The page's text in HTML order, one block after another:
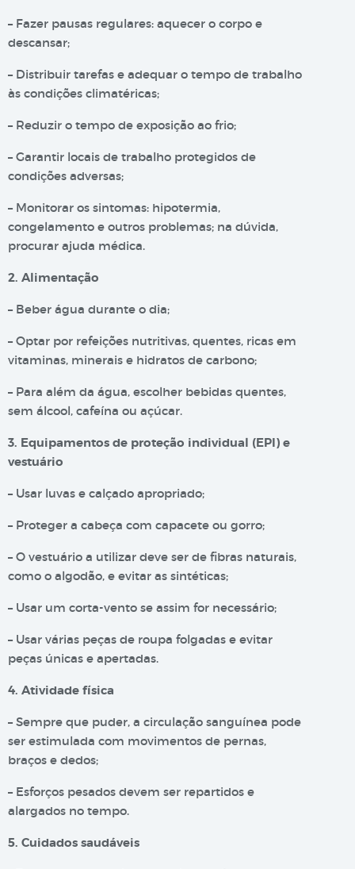
– Fazer pausas regulares: aquecer o corpo e
descansar;
– Distribuir tarefas e adequar o tempo de trabalho
às condições climatéricas;
– Reduzir o tempo de exposição ao frio;
– Garantir locais de trabalho protegidos de
condições adversas;
– Monitorar os sintomas: hipotermia,
congelamento e outros problemas; na dúvida,
procurar ajuda médica.
2. Alimentação
– Beber água durante o dia;
– Optar por refeições nutritivas, quentes, ricas em
vitaminas, minerais e hidratos de carbono;
– Para além da água, escolher bebidas quentes,
sem álcool, cafeína ou açúcar.
3. Equipamentos de proteção individual (EPI) e
vestuário
– Usar luvas e calçado apropriado;
– Proteger a cabeça com capacete ou gorro;
– O vestuário a utilizar deve ser de fibras naturais,
como o algodão, e evitar as sintéticas;
– Usar um corta-vento se assim for necessário;
– Usar várias peças de roupa folgadas e evitar
peças únicas e apertadas.
4. Atividade física
– Sempre que puder, a circulação sanguínea pode
ser estimulada com movimentos de pernas,
braços e dedos;
– Esforços pesados devem ser repartidos e
alargados no tempo.
5. Cuidados saudáveis